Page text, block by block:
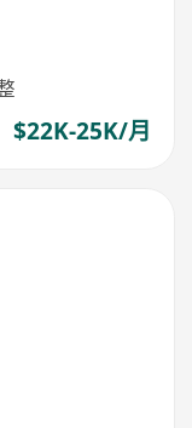
$22K-25K/月